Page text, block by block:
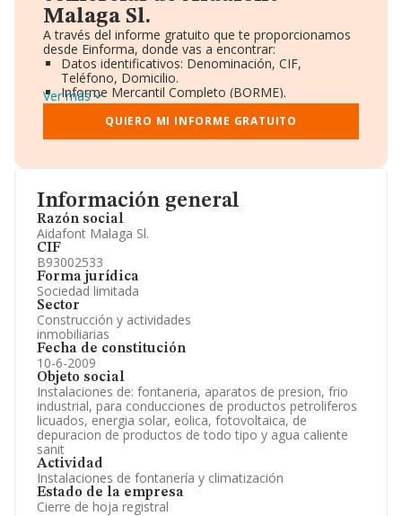
Información general
Razón social
Aidafont Malaga Sl.
CIF
B93002533
Forma jurídica
Sociedad limitada
Sector
Construcción y actividades
inmobiliarias
Fecha de constitución
10-6-2009
Objeto social
Instalaciones de: fontaneria, aparatos de presion, frio
industrial, para conducciones de productos petroliferos
licuados, energia solar, eolica, fotovoltaica, de
depuracion de productos de todo tipo y agua caliente
sanit
Actividad
Instalaciones de fontanería y climatización
Estado de la empresa
Cierre de hoja registral
Malaga Sl.
A través del informe gratuito que te proporcionamos
desde Einforma, donde vas a encontrar:
Datos identificativos: Denominación, CIF,
Teléfono, Domicilio.
Informe Mercantil Completo (BORME).
Gráficos de Evolución Ventas y Empleados.
Consejo de Administración y Administradores.
Directivos y Ejecutivos.
Información oficial y registral complementaria.
Ver más
QUIERO MI INFORME GRATUITO